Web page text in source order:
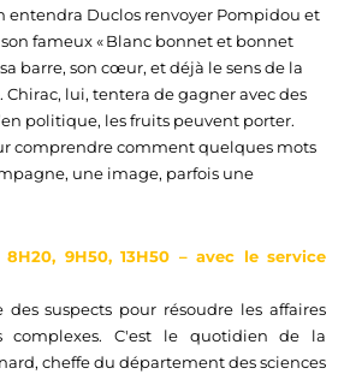
entendra Duclos renvoyer Pompidou et
son fameux « Blanc bonnet et bonnet
barre, son cœur, et déjà le sens de la
lui, tentera de gagner avec des
politique, les fruits peuvent porter.
comprendre comment quelques mots
une image, parfois une
9H50, 13H50 – avec le service
suspects pour résoudre les affaires
complexes. C'est le quotidien de la
cheffe du département des sciences